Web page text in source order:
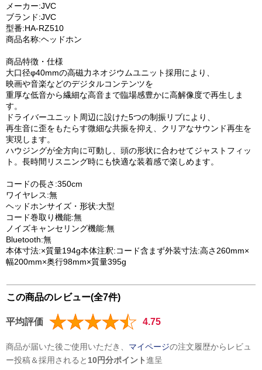
メーカー:JVC
ブランド:JVC
型番:HA-RZ510
商品名称:ヘッドホン
商品特徴・仕様
大口径φ40mmの高磁力ネオジウムユニット採用により、
映画や音楽などのデジタルコンテンツを
重厚な低音から繊細な高音まで臨場感豊かに高解像度で再生しま
す。
ドライバーユニット周辺に設けた5つの制振リブにより、
再生音に歪をもたらす微細な共振を抑え、クリアなサウンド再生を
実現します。
ハウジングが全方向に可動し、頭の形状に合わせてジャストフィッ
ト。長時間リスニング時にも快適な装着感で楽しめます。
コードの長さ:350cm
ワイヤレス:無
ヘッドホンサイズ・形状:大型
コード巻取り機能:無
ノイズキャンセリング機能:無
Bluetooth:無
本体寸法:×質量194g本体注釈:コード含まず外装寸法:高さ260mm×
幅200mm×奥行98mm×質量395g
この商品のレビュー(全7件)
平均評価 4.75
商品が届いた後ご使用いただき、 マイページの注文履歴からレビュ
ー投稿＆採用されると 10円分ポイント進呈